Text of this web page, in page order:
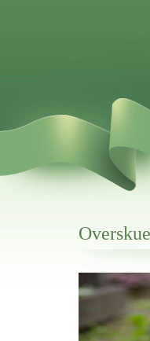
Her hos os får du
vi hjælper i alle